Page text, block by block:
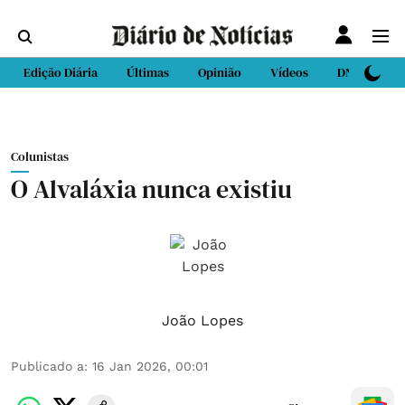
Edição Diária Últimas Opinião Vídeos DN Sport
Colunistas
O Alvaláxia nunca existiu
João Lopes
Publicado a: 16 Jan 2026, 00:01